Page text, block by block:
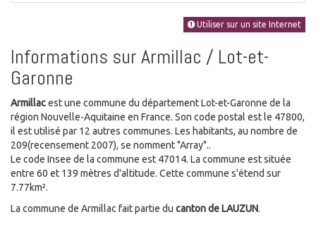
Utiliser sur un site Internet
Informations sur Armillac / Lot-et-
Garonne
Armillacest une commune du département Lot-et-Garonne de la
région Nouvelle-Aquitaine en France. Son code postal est le 47800,
il est utilisé par 12 autres communes. Les habitants, au nombre de
209(recensement 2007), se nomment "Array"..
Le code Insee de la commune est 47014. La commune est située
entre 60 et 139 mètres d'altitude. Cette commune s'étend sur
7.77km².
La commune de Armillac fait partie du canton de LAUZUN.